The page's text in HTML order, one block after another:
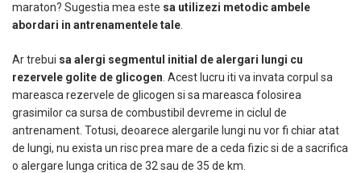
maraton? Sugestia mea este sa utilizezi metodic ambele
abordari in antrenamentele tale
Ar trebui sa alergi segmentul initial de alergari lungi cu
rezervele golite de glicogen . Acest lucru iti va invata corpul sa
mareasca rezervele de glicogen si sa mareasca folosirea
grasimilor ca sursa de combustibil devreme in ciclul de
antrenament. Totusi, deoarece alergarile lungi nu vor fi chiar atat
de lungi, nu exista un risc prea mare de a ceda fizic si de a sacrifica
o alergare lunga critica de 32 sau de 35 de km.